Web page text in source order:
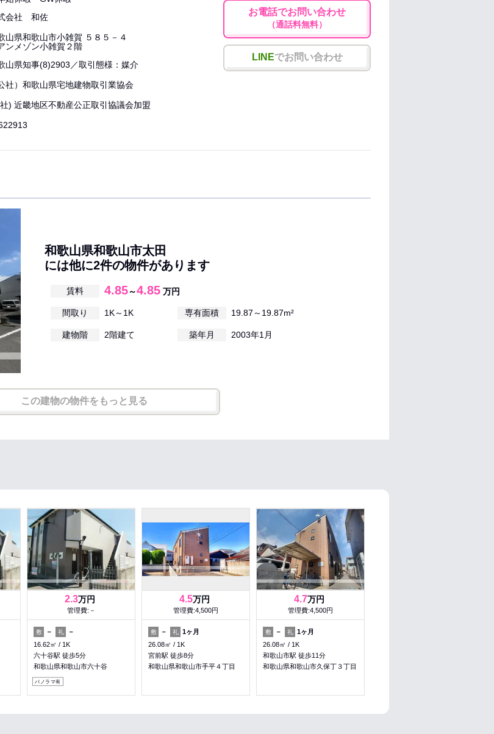
会社 和佐
山県和歌山市小雑賀 ５８５－４
ンメゾン小雑賀２階
山県知事(8)2903／取引態様：媒介
社）和歌山県宅地建物取引業協会
) 近畿地区不動産公正取引協議会加盟
お電話でお問い合わせ
（通話料無料）
LINEでお問い合わせ
和歌山県和歌山市太田
には他に2件の物件があります
賃料 4.85～4.85 万円
間取り 1K～1K 専有面積 19.87～19.87m²
建物階 2階建て 築年月 2003年1月
この建物の物件をもっと見る
2.3万円
管理費:－
敷 － 礼
－
16.62㎡
1K
六十谷駅 徒歩5分
和歌山県和歌山市六十谷
パノラマ有
4.5万円
管理費:4,500円
敷 － 礼 1ヶ月
26.08㎡
1K
宮前駅 徒歩8分
和歌山県和歌山市手平４丁目
4.7万円
管理費:4,500円
敷 － 礼 1ヶ月
26.08㎡
1K
和歌山市駅 徒歩11分
和歌山県和歌山市久保丁３丁目